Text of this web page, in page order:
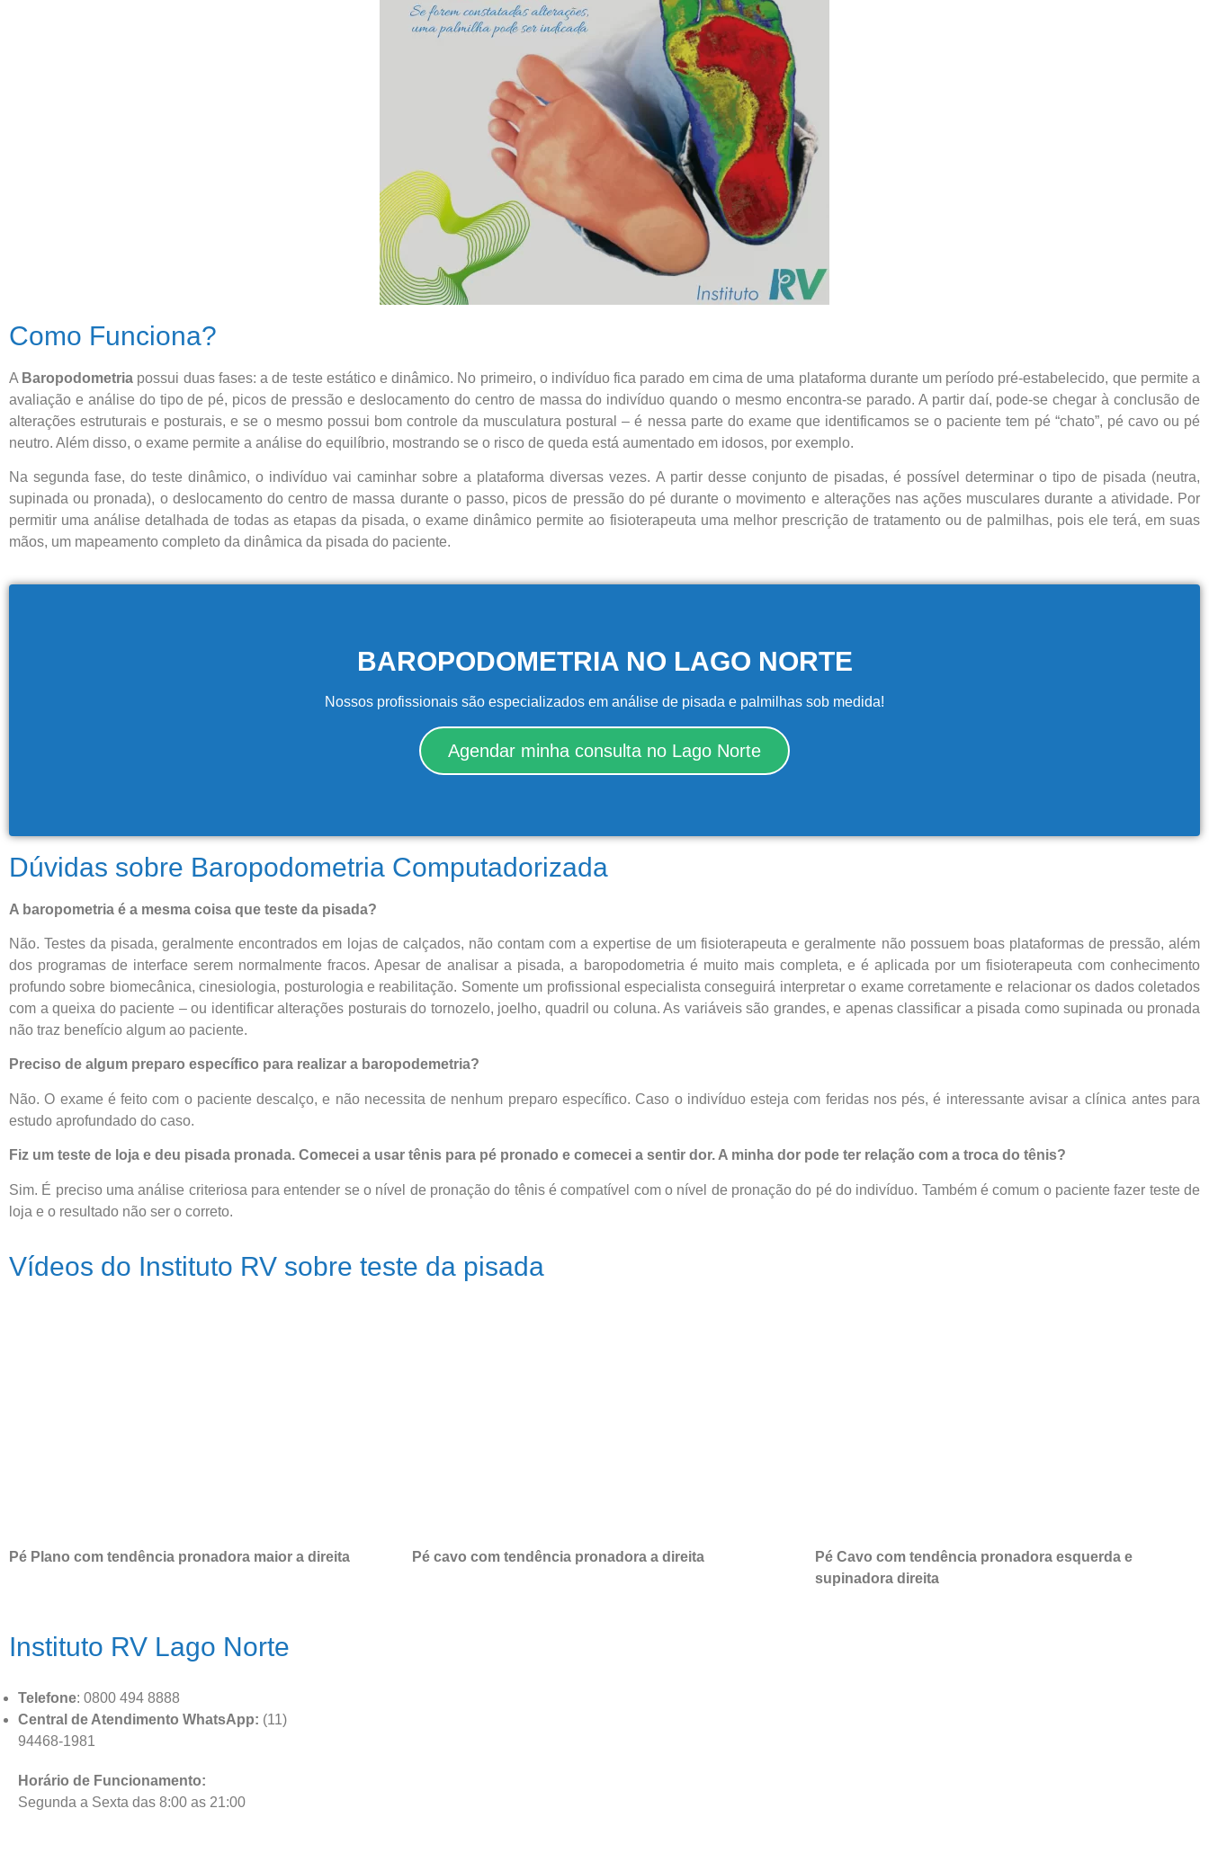
Como Funciona?
A Baropodometria possui duas fases: a de teste estático e dinâmico. No primeiro, o indivíduo fica parado em cima de uma plataforma durante um período pré-estabelecido, que permite a
avaliação e análise do tipo de pé, picos de pressão e deslocamento do centro de massa do indivíduo quando o mesmo encontra-se parado. A partir daí, pode-se chegar à conclusão de
alterações estruturais e posturais, e se o mesmo possui bom controle da musculatura postural – é nessa parte do exame que identificamos se o paciente tem pé “chato”, pé cavo ou pé
neutro. Além disso, o exame permite a análise do equilíbrio, mostrando se o risco de queda está aumentado em idosos, por exemplo.
Na segunda fase, do teste dinâmico, o indivíduo vai caminhar sobre a plataforma diversas vezes. A partir desse conjunto de pisadas, é possível determinar o tipo de pisada (neutra,
supinada ou pronada), o deslocamento do centro de massa durante o passo, picos de pressão do pé durante o movimento e alterações nas ações musculares durante a atividade. Por
permitir uma análise detalhada de todas as etapas da pisada, o exame dinâmico permite ao fisioterapeuta uma melhor prescrição de tratamento ou de palmilhas, pois ele terá, em suas
mãos, um mapeamento completo da dinâmica da pisada do paciente.
BAROPODOMETRIA NO LAGO NORTE
Nossos profissionais são especializados em análise de pisada e palmilhas sob medida!
Agendar minha consulta no Lago Norte
Dúvidas sobre Baropodometria Computadorizada
A baropometria é a mesma coisa que teste da pisada?
Não. Testes da pisada, geralmente encontrados em lojas de calçados, não contam com a expertise de um fisioterapeuta e geralmente não possuem boas plataformas de pressão, além
dos programas de interface serem normalmente fracos. Apesar de analisar a pisada, a baropodometria é muito mais completa, e é aplicada por um fisioterapeuta com conhecimento
profundo sobre biomecânica, cinesiologia, posturologia e reabilitação. Somente um profissional especialista conseguirá interpretar o exame corretamente e relacionar os dados coletados
com a queixa do paciente – ou identificar alterações posturais do tornozelo, joelho, quadril ou coluna. As variáveis são grandes, e apenas classificar a pisada como supinada ou pronada
não traz benefício algum ao paciente.
Preciso de algum preparo específico para realizar a baropodemetria?
Não. O exame é feito com o paciente descalço, e não necessita de nenhum preparo específico. Caso o indivíduo esteja com feridas nos pés, é interessante avisar a clínica antes para
estudo aprofundado do caso.
Fiz um teste de loja e deu pisada pronada. Comecei a usar tênis para pé pronado e comecei a sentir dor. A minha dor pode ter relação com a troca do tênis?
Sim. É preciso uma análise criteriosa para entender se o nível de pronação do tênis é compatível com o nível de pronação do pé do indivíduo. Também é comum o paciente fazer teste de
loja e o resultado não ser o correto.
Vídeos do Instituto RV sobre teste da pisada
Pé Plano com tendência pronadora maior a direita Pé cavo com tendência pronadora a direita
Pé Cavo com tendência pronadora esquerda e
supinadora direita
Instituto RV Lago Norte
Telefone: 0800 494 8888
Central de Atendimento WhatsApp: (11)
94468-1981
Horário de Funcionamento:
Segunda a Sexta das 8:00 as 21:00